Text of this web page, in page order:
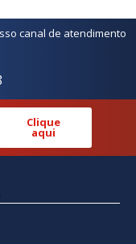
canal de atendimento
Clique
aqui